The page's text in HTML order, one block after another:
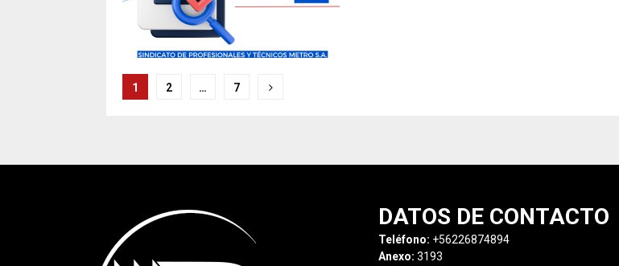
Paginación
1 2 … 7
DATOS DE CONTACTO
Teléfono: +56226874894
Anexo: 3193